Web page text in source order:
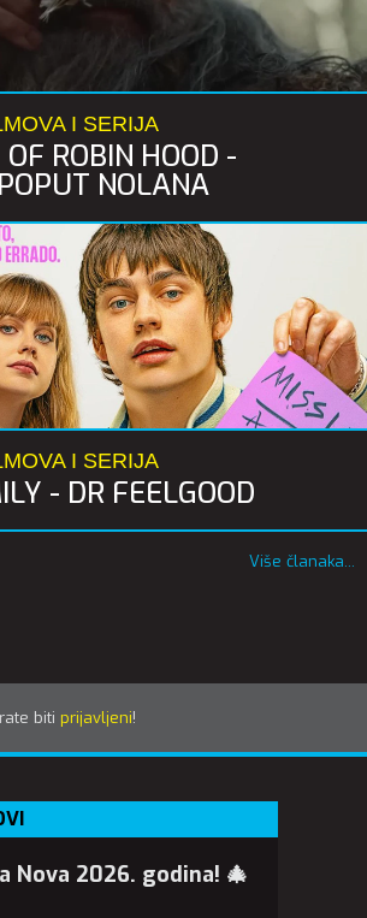
I SERIJA
ROBIN HOOD -
NOLANA
I SERIJA
- DR FEELGOOD
Više članaka...
biti prijavljeni!
Nova 2026. godina! 🎄